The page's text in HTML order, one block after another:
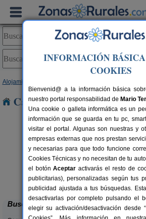
Alojamientos
Casas Rurales cerca de
Lo Trabucador Alojamiento Rural
Poble Nou del Delta (Tarragona)
Buscar
INFORMACIÓN
COOKIES
Bienvenid@ a la información básica
nuestro portal responsabilidad de Mario
Una cookie o galleta informática es un
información que se guarda en tu pc,
visitar el portal. Algunas son nuestras y
empresas externas que nos prestan
y necesarias para que todo funcione
Cookies Técnicas y no necesitan de tu
el botónAceptar activarás el resto de
publicitarias), personalizadas según tus
publicidad ajustada a tus búsquedas.
desactivarlas por completo pulsando el
elegir su activación/desactivación desde